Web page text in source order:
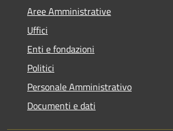
Aree Amministrative
Uffici
Enti e fondazioni
Politici
Personale Amministrativo
Documenti e dati